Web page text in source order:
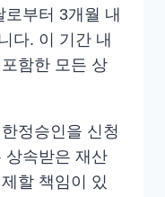
부터 3개월 내
다. 이 기간 내
함한 모든 상
정승인을 신청
상속받은 재산
할 책임이 있